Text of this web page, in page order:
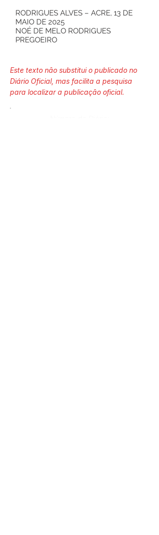
RODRIGUES ALVES – ACRE, 13 DE
MAIO DE 2025
NOÉ DE MELO RODRIGUES
PREGOEIRO
Este texto não substitui o publicado no
Diário Oficial, mas facilita a pesquisa
para localizar a publicação oficial.